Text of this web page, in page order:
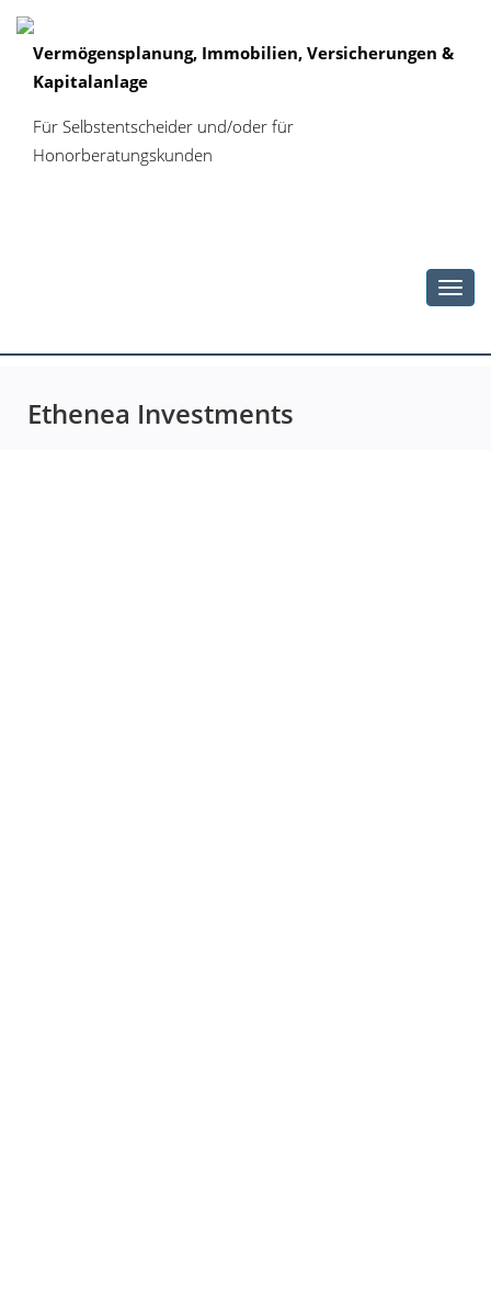
Vermögensplanung, Immobilien, Versicherungen &
Kapitalanlage
Für Selbstentscheider und/oder für
Honorberatungskunden
Ethenea Investments